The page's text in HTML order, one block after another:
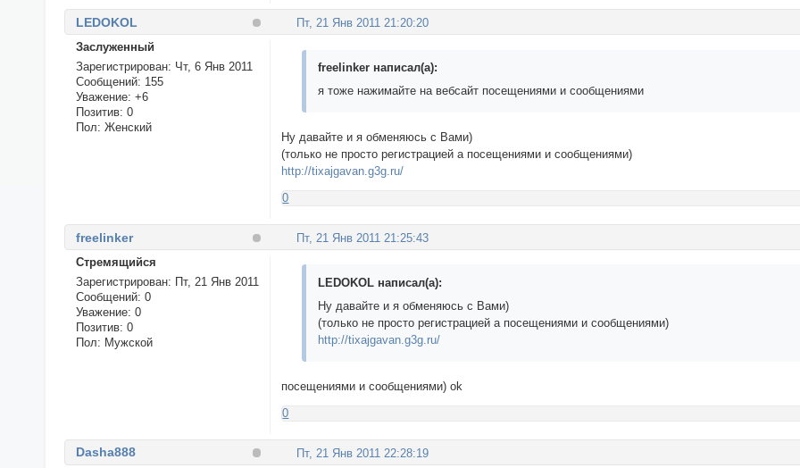
Пт, 21 Янв 2011 21:20:20
LEDOKOL
Заслуженный
Зарегистрирован: Чт, 6 Янв 2011
Сообщений: 155
Уважение: +6
Позитив: 0
Пол: Женский
freelinker написал(а):
я тоже нажимайте на вебсайт посещениями и сообщениями
Ну давайте и я обменяюсь с Вами)
(только не просто регистрацией а посещениями и сообщениями)
http://tixajgavan.g3g.ru/
0
Пт, 21 Янв 2011 21:25:43
freelinker
Стремящийся
Зарегистрирован: Пт, 21 Янв 2011
Сообщений: 0
Уважение: 0
Позитив: 0
Пол: Мужской
LEDOKOL написал(а):
Ну давайте и я обменяюсь с Вами)
(только не просто регистрацией а посещениями и сообщениями)
http://tixajgavan.g3g.ru/
посещениями и сообщениями) ok
0
Пт, 21 Янв 2011 22:28:19
Dasha888